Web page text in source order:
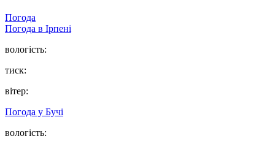
Погода
Погода в Ірпені
вологість:
тиск:
вітер:
Погода у Бучі
вологість: